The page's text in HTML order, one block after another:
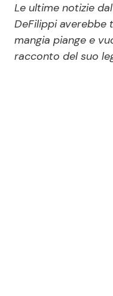
Politica
Le ultime notizie
DeFilippi averebbe
mangia piange e
racconto del suo